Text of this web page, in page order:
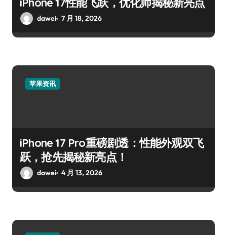
dawei 7 月 18, 2026
苹果资讯
iPhone 17 Pro重磅剧透：性能外观双飞
跃，抢先揭秘新亮点！
dawei 4 月 13, 2026